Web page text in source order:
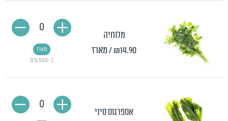
מלוחיה
₪14.90/ מארז
כ-500 גרם
מארז
0
אספרגוס סיני
0